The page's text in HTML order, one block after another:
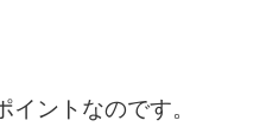
ントなのです。